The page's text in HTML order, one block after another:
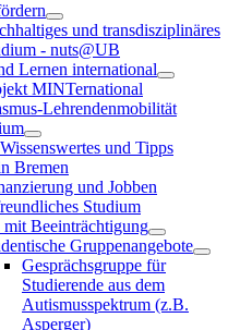
und transdisziplinäres
- nuts@UB
Lernen international
MINTernational
Lehrendenmobilität
und Tipps
Bremen
und Jobben
Studium
mit Beeinträchtigung
Gruppenangebote
Gesprächsgruppe für
Studierende aus dem
Autismusspektrum (z.B.
Asperger)